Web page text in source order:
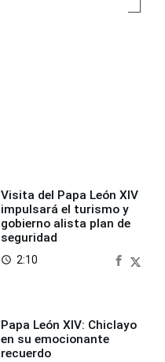
Visita del Papa León XIV
impulsará el turismo y
gobierno alista plan de
seguridad
access_time 2:10
Papa León XIV: Chiclayo
en su emocionante
recuerdo